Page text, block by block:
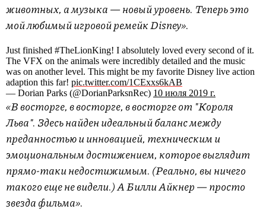
животных, а музыка — новый уровень. Теперь это
мой любимый игровой ремейк Disney».
Just finished #TheLionKing! I absolutely loved every second of it.
The VFX on the animals were incredibly detailed and the music
was on another level. This might be my favorite Disney live action
adaption this far! pic.twitter.com/1CExxs6kAB
— Dorian Parks (@DorianParksnRec) 10 июля 2019 г.
«В восторге, в восторге, в восторге от "Короля
Льва". Здесь найден идеальный баланс между
преданностью и инновацией, техническим и
эмоциональным достижением, которое выглядит
прямо-таки недостижимым. (Реально, вы ничего
такого еще не видели.) А Билли Айкнер — просто
звезда фильма».